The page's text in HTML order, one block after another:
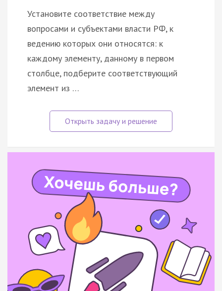
Установите соответствие между
вопросами и субъектами власти РФ, к
ведению которых они относятся: к
каждому элементу, данному в первом
столбце, подберите соответствующий
элемент из …